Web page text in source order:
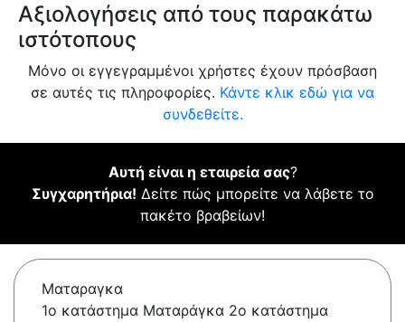
Αξιολογήσεις από τους παρακάτω
ιστότοπους
Μόνο οι εγγεγραμμένοι χρήστες έχουν πρόσβαση
σε αυτές τις πληροφορίες. Κάντε κλικ εδώ για να
συνδεθείτε.
Αυτή είναι η εταιρεία σας?
Συγχαρητήρια! Δείτε πώς μπορείτε να λάβετε το
πακέτο βραβείων!
Ματαραγκα
1ο κατάστημα Ματαράγκα 2ο κατάστημα